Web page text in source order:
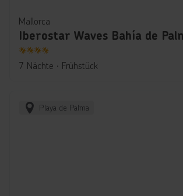
Mallorca
Iberostar Waves Bahía de
4
7 Nächte ∙ Frühstück
Playa de Palma